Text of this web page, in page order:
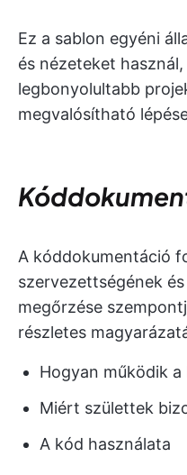
Ez a sablon egyéni
és nézeteket
legbonyolultabb
megvalósítható
A kóddokumentáció
szervezettségének
megőrzése
részletes
Hogyan működik a
Miért születtek
A kód használata